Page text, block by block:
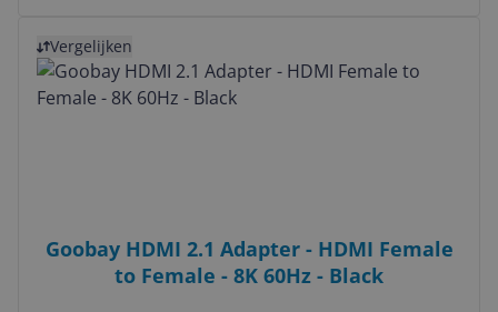
Vergelijken
Goobay HDMI 2.1 Adapter - HDMI Female
to Female - 8K 60Hz - Black